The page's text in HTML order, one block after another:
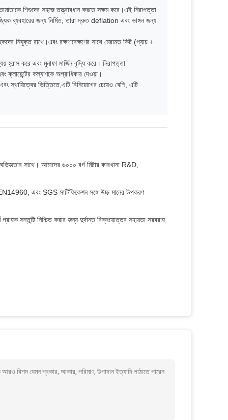
শিশুদের সহজে তত্ত্বাবধান করতে সক্ষম করে।এই নিরাপত্তা
ব্যবহারের জন্য নির্মিত, তারা দ্রুত deflation এবং ভাঙ্গন জন্য
নিযুক্ত রাখে।এবং রক্ষণাবেক্ষণের সাথে মেরামত কিট (প্যাচ +
হ্রাস করে এবং মুনাফা মার্জিন বৃদ্ধি করে। নিরাপত্তা
কল্যাণকে অগ্রাধিকার দেওয়া।
স্থায়িত্বের ভিত্তিতে,এটি বিনিয়োগের চেয়েও বেশি, এটি
সাথে। আমাদের ৬০০০ বর্গ মিটার কারখানা R&D,
এবং SGS সার্টিফিকেশন সঙ্গে উচ্চ মানের উপকরণ
সন্তুষ্টি নিশ্চিত করার জন্য দুর্দান্ত বিক্রয়োত্তর সহায়তা সরবরাহ
বিশদ যেমন প্রকার, আকার, পরিমাণ, উপাদান ইত্যাদি পাঠাতে পারেন